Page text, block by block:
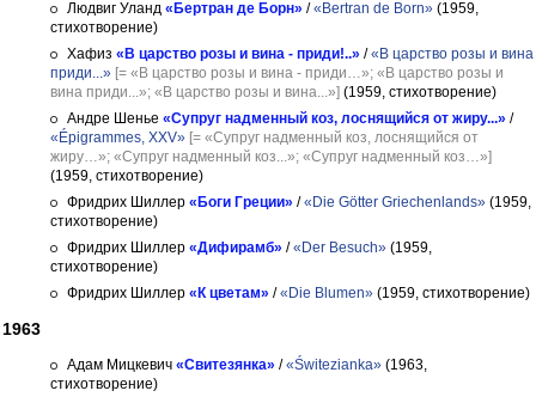
Людвиг Уланд «Бертран де Борн» /«Bertran de Born» (1959,
стихотворение)
Хафиз «В царство розы и вина - приди!..» /«В царство розы и вина
приди...» [= «В царство розы и вина - приди…»; «В царство розы и
вина приди...»; «В царство розы и вина...»] (1959, стихотворение)
Андре Шенье «Супруг надменный коз, лоснящийся от жиру...» /
«Épigrammes, XXV» [= «Супруг надменный коз, лоснящийся от
жиру…»; «Супруг надменный коз...»; «Супруг надменный коз…»]
(1959, стихотворение)
Фридрих Шиллер «Боги Греции» /«Die Götter Griechenlands» (1959,
стихотворение)
Фридрих Шиллер «Дифирамб» /«Der Besuch» (1959,
стихотворение)
Фридрих Шиллер «К цветам» /«Die Blumen» (1959, стихотворение)
1963
Адам Мицкевич «Свитезянка» /«Świtezianka» (1963,
стихотворение)